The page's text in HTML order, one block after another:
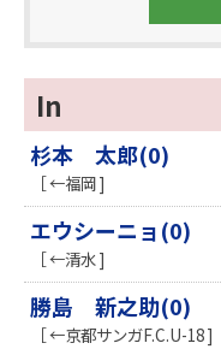
In
杉本 太郎(0)
［ ←福岡 ]
エウシーニョ(0)
［ ←清水 ]
勝島 新之助(0)
［ ←京都サンガF.C.U-18 ]